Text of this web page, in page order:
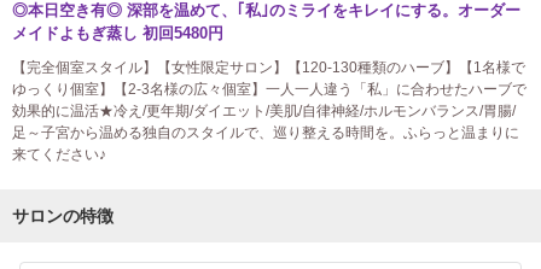
◎本日空き有◎ 深部を温めて、｢私｣のミライをキレイにする。オーダー
メイドよもぎ蒸し 初回5480円
【完全個室スタイル】【女性限定サロン】【120-130種類のハーブ】【1名様で
ゆっくり個室】【2-3名様の広々個室】一人一人違う「私」に合わせたハーブで
効果的に温活★冷え/更年期/ダイエット/美肌/自律神経/ホルモンバランス/胃腸/
足～子宮から温める独自のスタイルで、巡り整える時間を。ふらっと温まりに
来てください♪
サロンの特徴